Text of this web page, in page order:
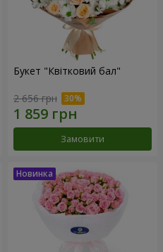
Букет "Квітковий бал"
2 656 грн
Замовити